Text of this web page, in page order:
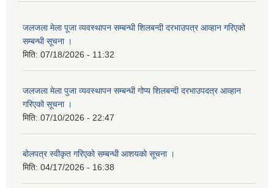
जलजला मेला पूजा व्यवस्थापन सम्बन्धी शिलबन्दी दरभाउपत्र आव्हान गरिएको
सम्बन्धी सूचना ।
मिति: 07/18/2026 - 11:32
जलजला मेला पुजा व्यवस्थापन सम्बन्धी गोप्य शिलबन्दी दरभाउपदत्र आव्हान
गरिएको सूचना ।
मिति: 07/10/2026 - 22:47
बोलपत्र स्वीकृत गरिएको सम्बन्धी आशयको सूचना ।
मिति: 04/17/2026 - 16:38